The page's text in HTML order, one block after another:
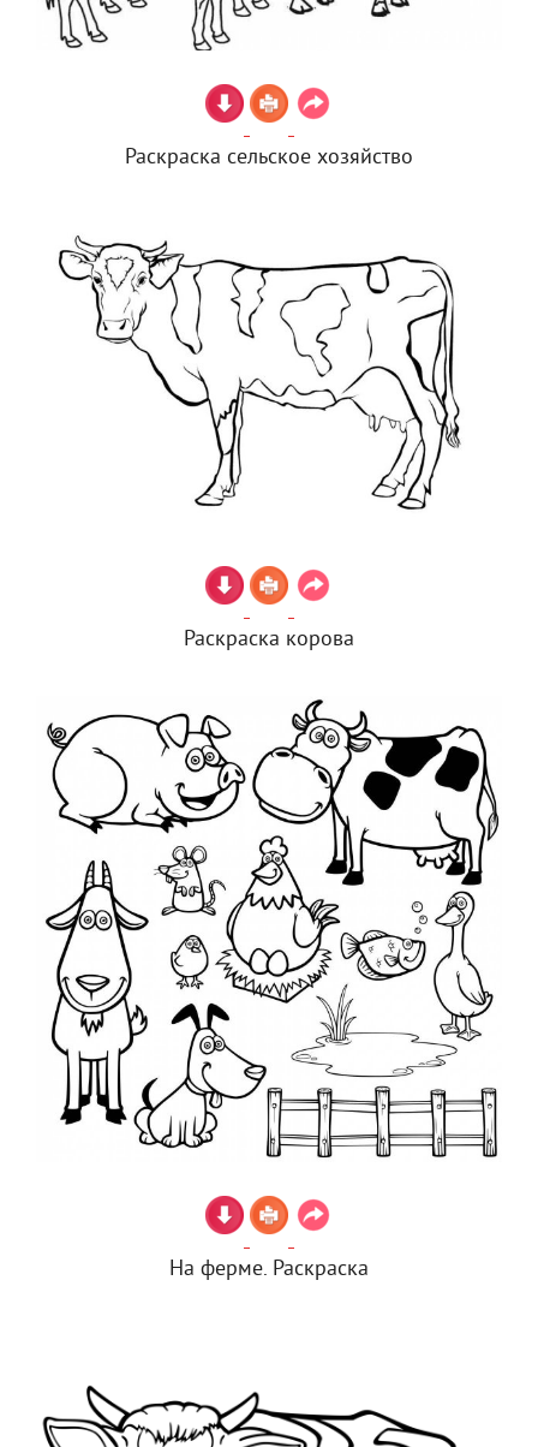
Раскраска сельское хозяйство
Раскраска корова
На ферме. Раскраска